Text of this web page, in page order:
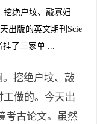
挖绝户坟、敲寡妇
出版的英文期刊Scie
挂了三家单 ...
挖绝户坟、敲
做的。今天出
考古论文。虽然